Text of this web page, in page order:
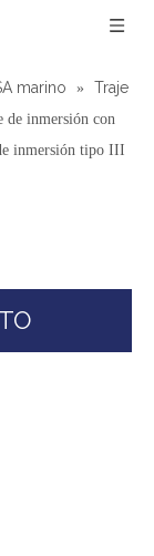
marino »
Traje
de inmersión con
inmersión tipo III